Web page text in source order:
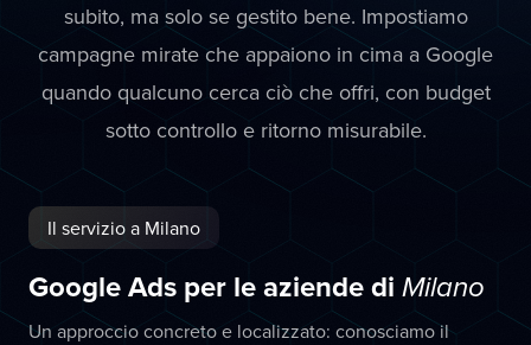
subito, ma solo se gestito bene. Impostiamo
campagne mirate che appaiono in cima a Google
quando qualcuno cerca ciò che offri, con budget
sotto controllo e ritorno misurabile.
Il servizio a Milano
Google Ads per le aziende di Milano
Un approccio concreto e localizzato: conosciamo il